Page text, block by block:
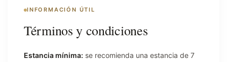
INFORMACIÓN ÚTIL
Términos y condiciones
Estancia mínima: se recomienda una estancia de 7